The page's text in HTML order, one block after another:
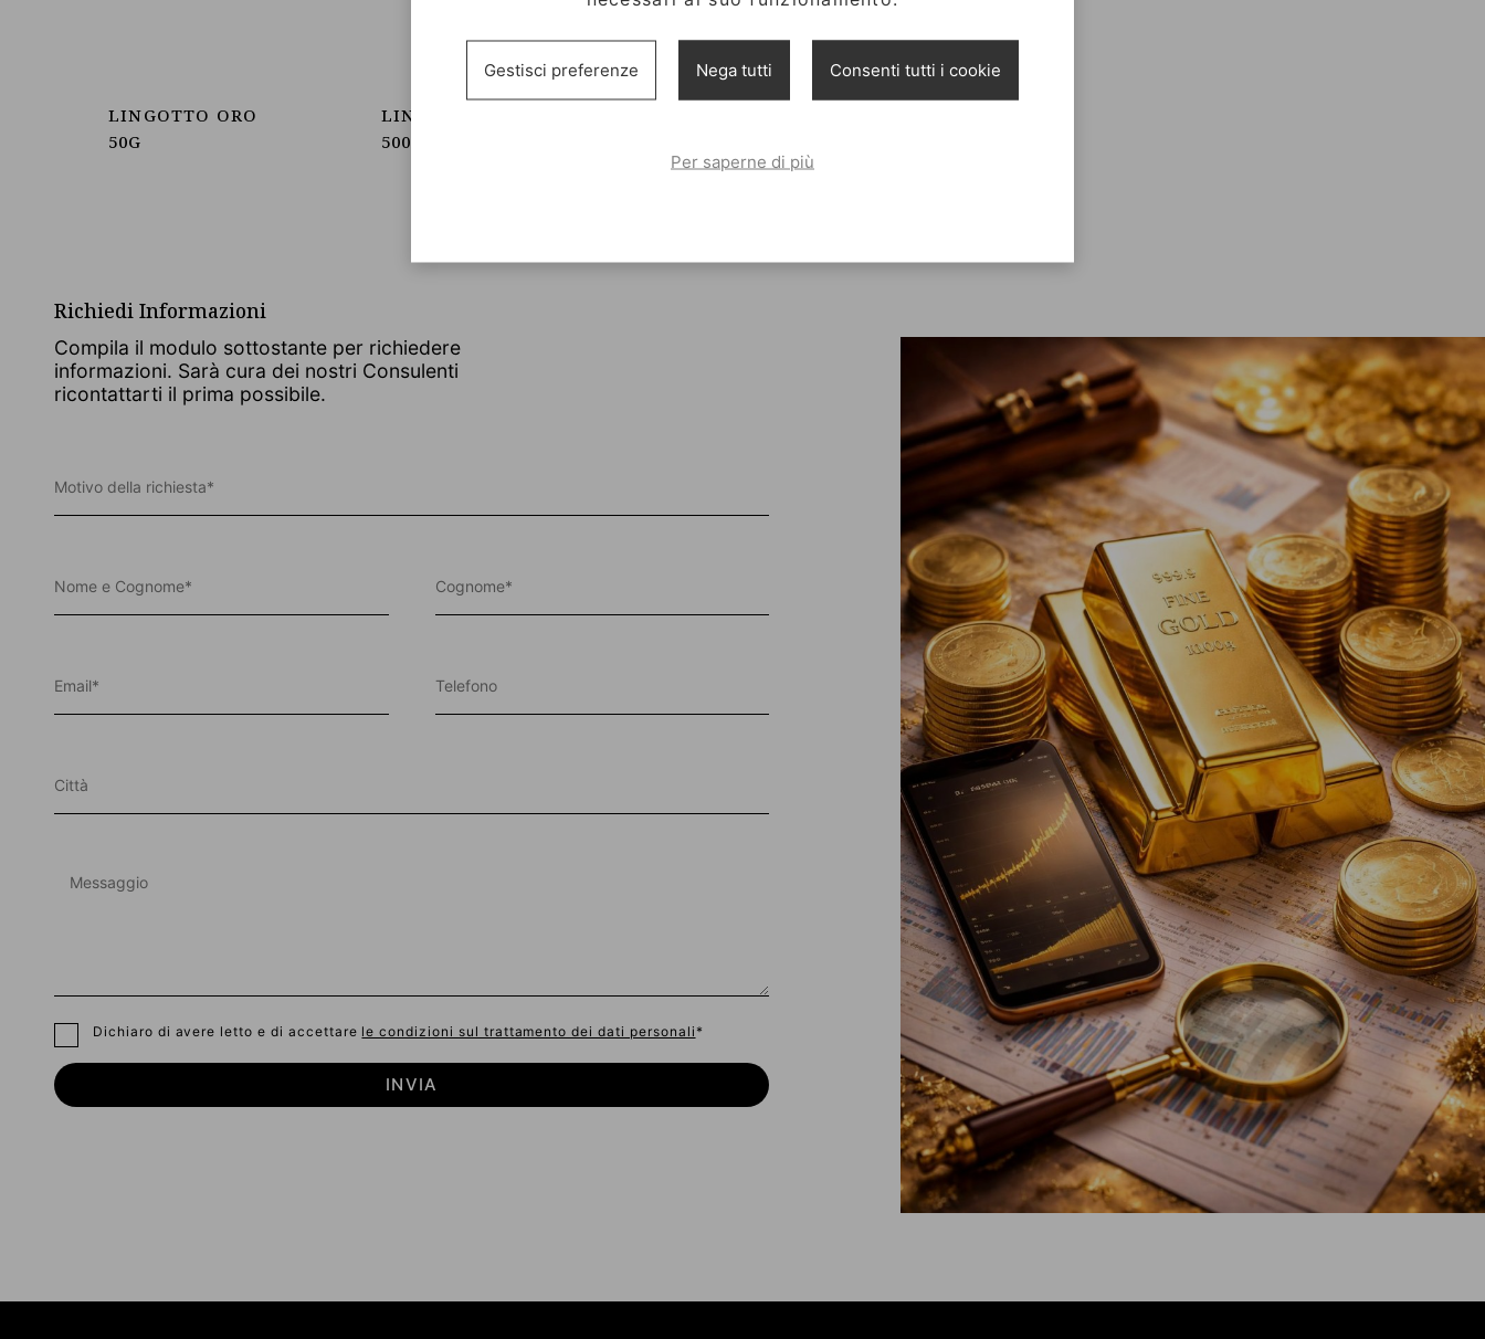
LINGOTTO ORO
50G
LINGOTTO ORO
500G
Richiedi Informazioni
Compila il modulo sottostante per richiedere
informazioni. Sarà cura dei nostri Consulenti
ricontattarti il prima possibile.
Dichiaro di avere letto e di accettare le condizioni sul trattamento dei dati personali
INVIA
Gestisci preferenze Nega tutti Consenti tutti i cookie
Per saperne di più